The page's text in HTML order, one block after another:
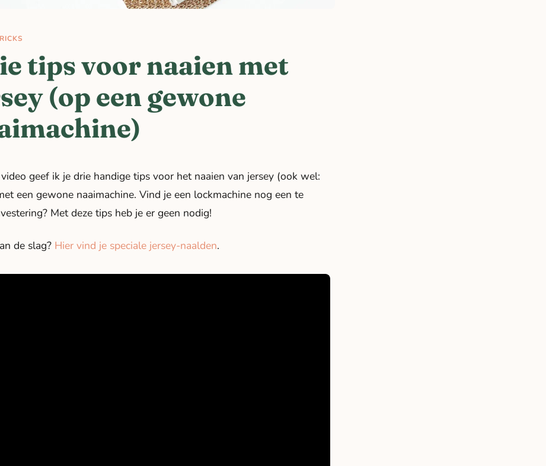
tips voor naaien met
(op een gewone
geef ik je drie handige tips voor het naaien van jersey (ook wel:
een gewone naaimachine. Vind je een lockmachine nog een te
Met deze tips heb je er geen nodig!
de slag? Hier vind je speciale jersey-naalden.